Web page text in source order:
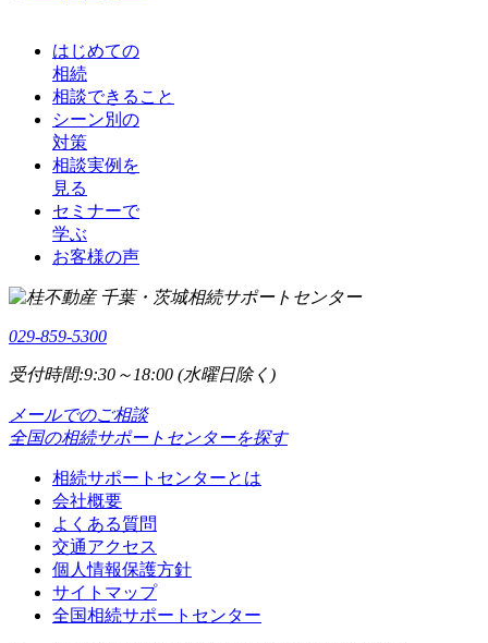
はじめての
相続
相談できること
シーン別の
対策
相談実例を
見る
セミナーで
学ぶ
お客様の声
029-859-5300
受付時間:9:30～18:00 (水曜日除く)
メールでのご相談
全国の相続サポートセンターを探す
相続サポートセンターとは
会社概要
よくある質問
交通アクセス
個人情報保護方針
サイトマップ
全国相続サポートセンター